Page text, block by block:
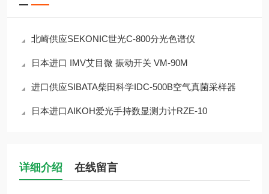
北崎供应SEKONIC世光C-800分光色谱仪
日本进口 IMV艾目微 振动开关 VM-90M
进口供应SIBATA柴田科学IDC-500B空气真菌采样器
日本进口AIKOH爱光手持数显测力计RZE-10
详细介绍 在线留言